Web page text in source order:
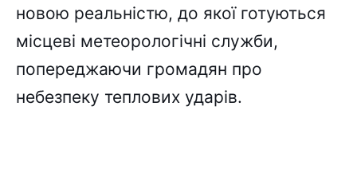
новою реальністю, до якої готуються
місцеві метеорологічні служби,
попереджаючи громадян про
небезпеку теплових ударів.